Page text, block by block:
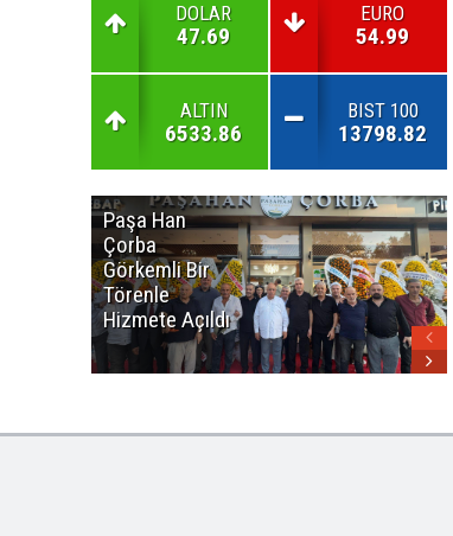
DOLAR
47.69
EURO
54.99
ALTIN
6533.86
BIST 100
13798.82
Paşa Han
Çorba
Görkemli Bir
Törenle
Hizmete Açıldı